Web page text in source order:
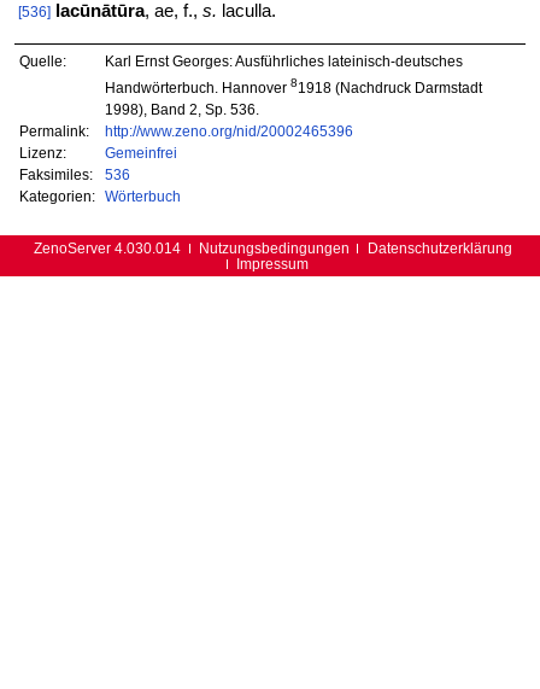
[536] lacūnātūra, ae, f., s. laculla.
Quelle:
Karl Ernst Georges: Ausführliches lateinisch-deutsches
Handwörterbuch. Hannover 81918 (Nachdruck Darmstadt
1998), Band 2, Sp. 536.
Permalink:
http://www.zeno.org/nid/20002465396
Lizenz:
Gemeinfrei
Faksimiles:
536
Kategorien:
Wörterbuch
ZenoServer 4.030.014 Nutzungsbedingungen
Datenschutzerklärung
Impressum